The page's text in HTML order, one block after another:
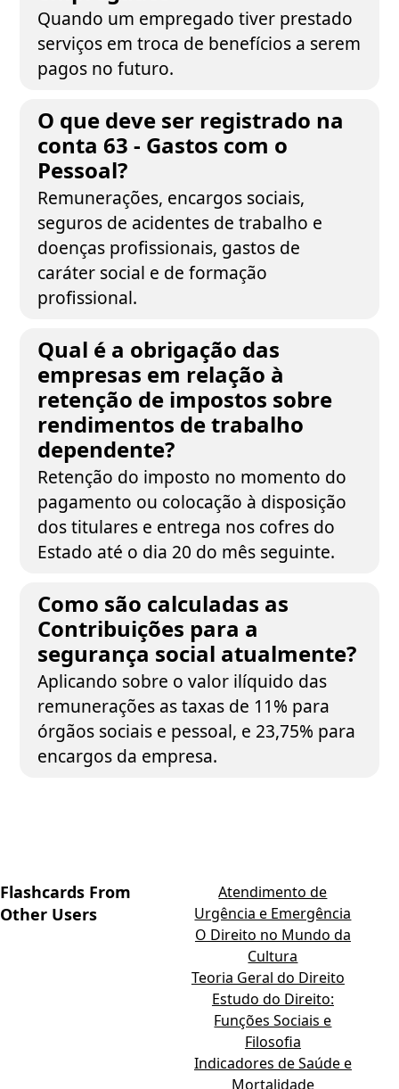
Quando um empregado tiver prestado
serviços em troca de benefícios a serem
pagos no futuro.
O que deve ser registrado na
conta 63 - Gastos com o
Pessoal?
Remunerações, encargos sociais,
seguros de acidentes de trabalho e
doenças profissionais, gastos de
caráter social e de formação
profissional.
Qual é a obrigação das
empresas em relação à
retenção de impostos sobre
rendimentos de trabalho
dependente?
Retenção do imposto no momento do
pagamento ou colocação à disposição
dos titulares e entrega nos cofres do
Estado até o dia 20 do mês seguinte.
Como são calculadas as
Contribuições para a
segurança social atualmente?
Aplicando sobre o valor ilíquido das
remunerações as taxas de 11% para
órgãos sociais e pessoal, e 23,75% para
encargos da empresa.
Flashcards From
Other Users
Atendimento de
Urgência e Emergência
O Direito no Mundo da
Cultura
Teoria Geral do Direito
Estudo do Direito:
Funções Sociais e
Filosofia
Indicadores de Saúde e
Mortalidade